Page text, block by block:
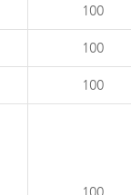
100
100
100
100